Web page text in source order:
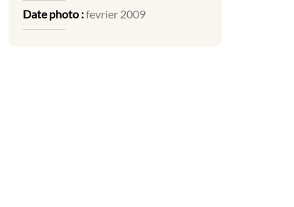
Date photo :fevrier 2009